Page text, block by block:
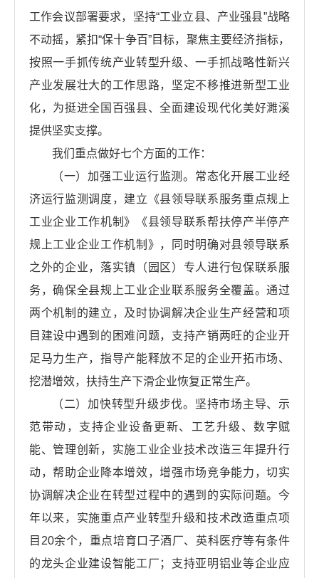
工作会议部署要求，坚持“工业立县、产业强县”战略
不动摇，紧扣“保十争百”目标，聚焦主要经济指标，
按照一手抓传统产业转型升级、一手抓战略性新兴
产业发展壮大的工作思路，坚定不移推进新型工业
化，为挺进全国百强县、全面建设现代化美好濉溪
提供坚实支撑。
我们重点做好七个方面的工作：
（一）加强工业运行监测。常态化开展工业经
济运行监测调度，建立《县领导联系服务重点规上
工业企业工作机制》《县领导联系帮扶停产半停产
规上工业企业工作机制》，同时明确对县领导联系
之外的企业，落实镇（园区）专人进行包保联系服
务，确保全县规上工业企业联系服务全覆盖。通过
两个机制的建立，及时协调解决企业生产经营和项
目建设中遇到的困难问题，支持产销两旺的企业开
足马力生产，指导产能释放不足的企业开拓市场、
挖潜增效，扶持生产下滑企业恢复正常生产。
（二）加快转型升级步伐。坚持市场主导、示
范带动，支持企业设备更新、工艺升级、数字赋
能、管理创新，实施工业企业技术改造三年提升行
动，帮助企业降本增效，增强市场竞争能力，切实
协调解决企业在转型过程中的遇到的实际问题。今
年以来，实施重点产业转型升级和技术改造重点项
目20余个，重点培育口子酒厂、英科医疗等有条件
的龙头企业建设智能工厂；支持亚明铝业等企业应